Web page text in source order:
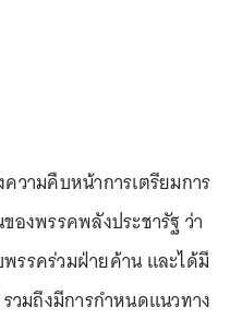
วามคืบหน้าการเตรียมการ
องพรรคพลังประชารัฐ ว่า
รรคร่วมฝ่ายค้าน และได้มี
มถึงมีการกำหนดแนวทาง